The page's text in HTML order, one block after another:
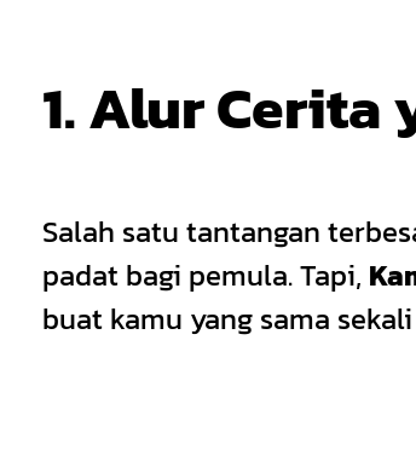
1. Alur Cerita
Salah satu tantangan
padat bagi pemula. Tapi,
buat kamu yang sama